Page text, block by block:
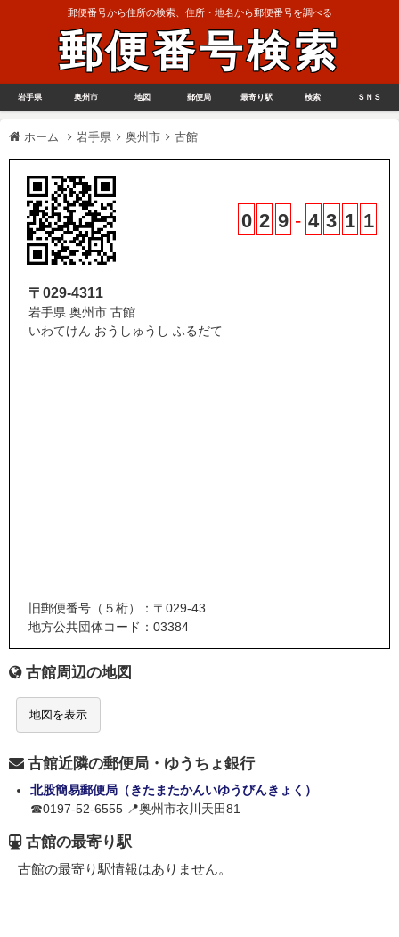
郵便番号から住所の検索、住所・地名から郵便番号を調べる
郵便番号検索
岩手県 奥州市 地図 郵便局 最寄り駅 検索 ＳＮＳ
ホーム 岩手県 奥州市 古館
0 2 9 - 4 3 1 1
〒029-4311
岩手県 奥州市 古館
いわてけん おうしゅうし ふるだて
旧郵便番号（５桁）：〒029-43
地方公共団体コード：03384
古館周辺の地図
地図を表示
古館近隣の郵便局・ゆうちょ銀行
北股簡易郵便局（きたまたかんいゆうびんきょく）
☎0197-52-6555 📍奥州市衣川天田81
古館の最寄り駅
古館の最寄り駅情報はありません。